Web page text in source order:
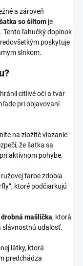
a zároveň
so šiltom je
Tento ľahučký doplnok
poskytuje
slnkom.
citlivé oči a tvár
pri objavovaní
na zložité viazanie
že šatka sa
aktívnom pohybe.
farbe zdobia
ktoré podčiarkujú
drobná mašlička, ktorá
slávnostnú udalosť.
látky, ktorá
predchádza